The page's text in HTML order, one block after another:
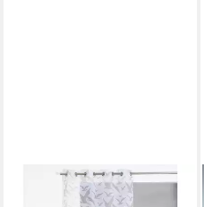
NOVUMFIX
Gardine Ösengardine mit